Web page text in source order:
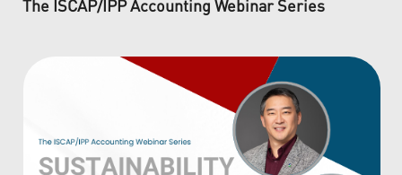
The ISCAP/IPP Accounting Webinar Series